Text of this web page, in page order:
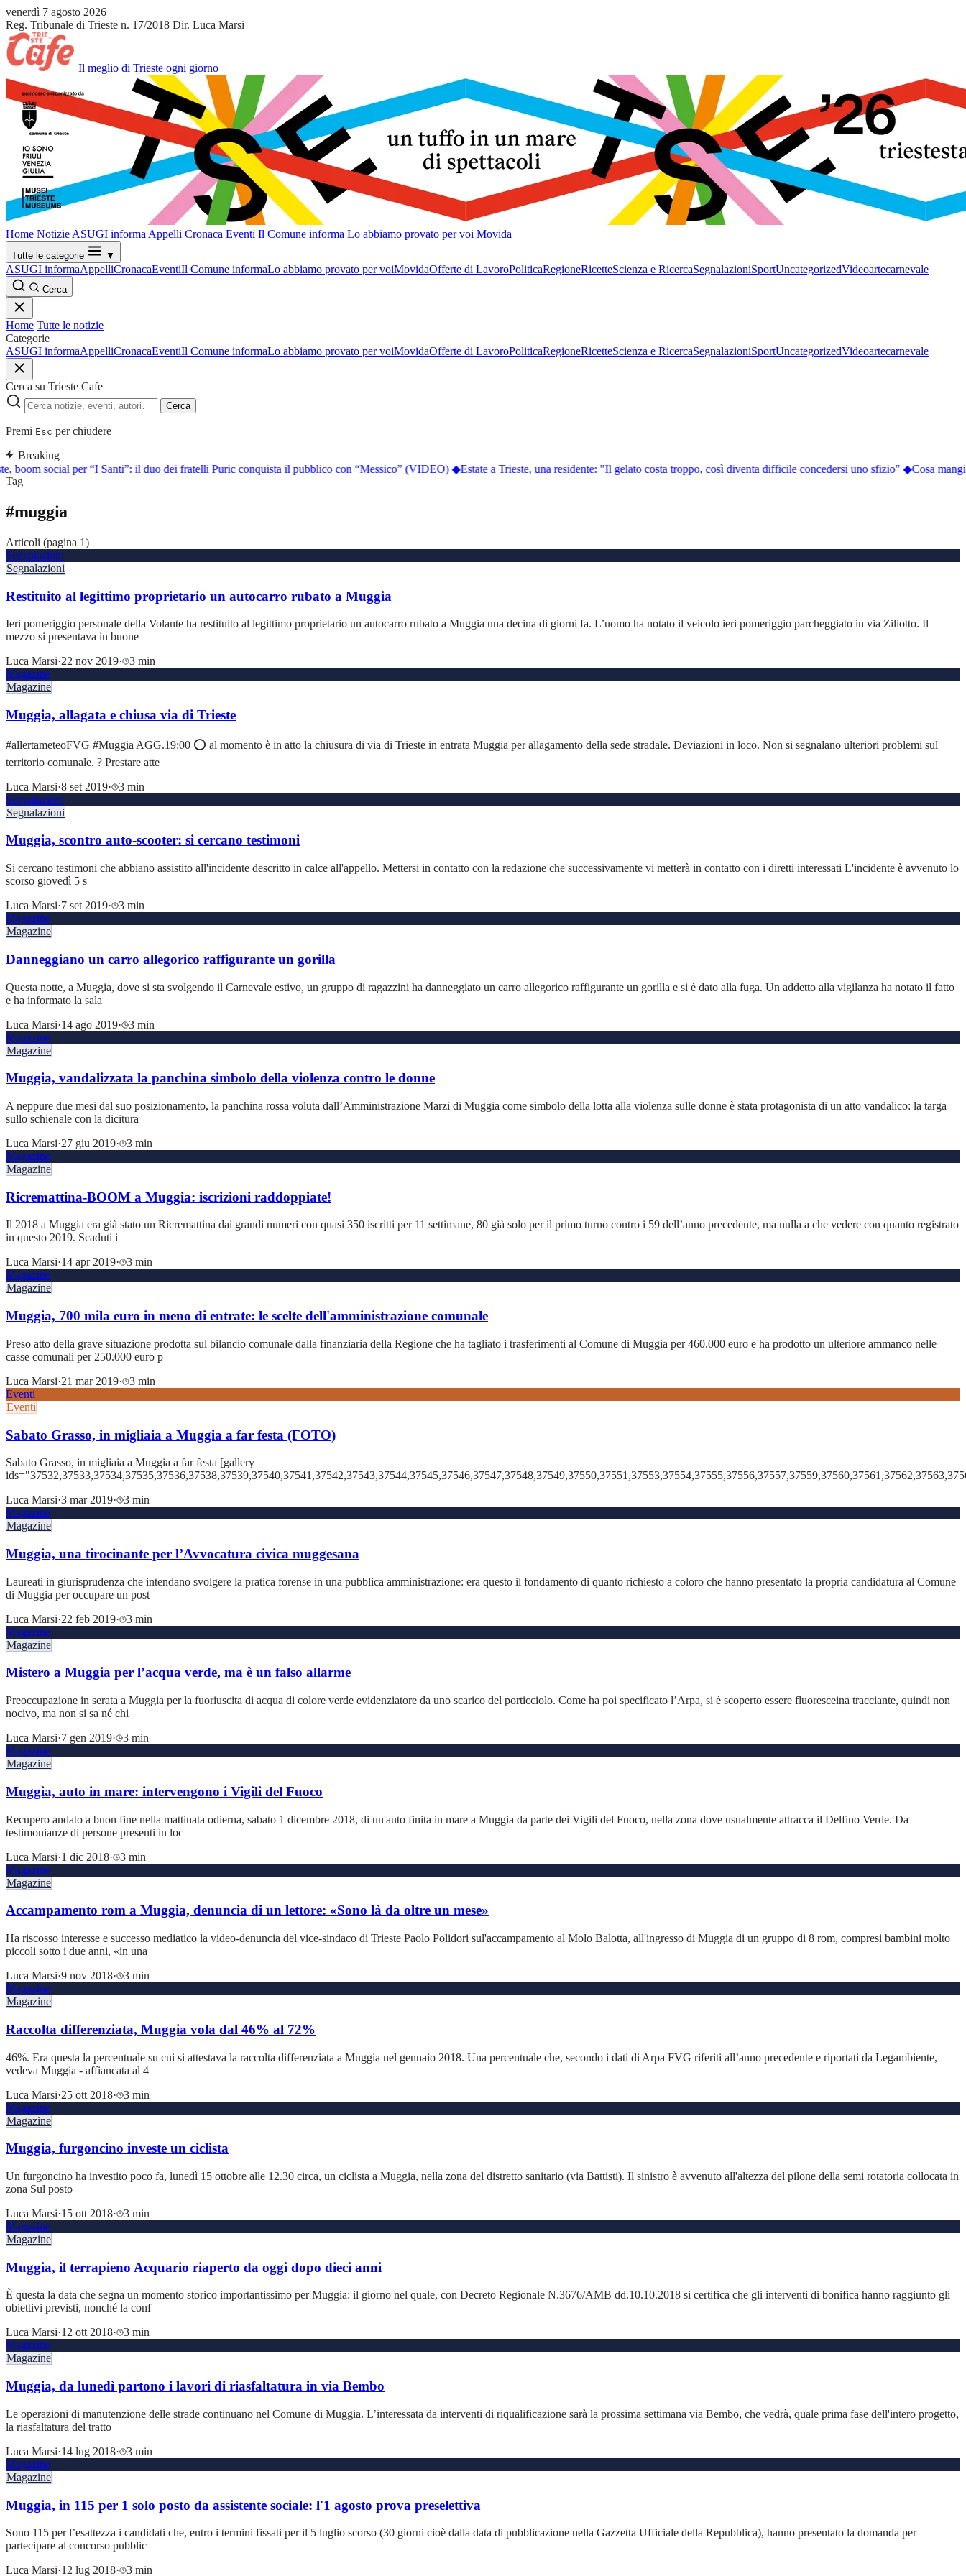
venerdì 7 agosto 2026
Reg. Tribunale di Trieste n. 17/2018 Dir. Luca Marsi
Il meglio di Trieste ogni giorno
Home Notizie ASUGI informa Appelli Cronaca Eventi Il Comune informa Lo abbiamo provato per voi Movida
Tutte le categorie ▼
ASUGI informaAppelliCronacaEventiIl Comune informaLo abbiamo provato per voiMovidaOfferte di LavoroPoliticaRegioneRicetteScienza e RicercaSegnalazioniSportUncategorizedVideoartecarnevale
Cerca
Home Tutte le notizie
Categorie
ASUGI informaAppelliCronacaEventiIl Comune informaLo abbiamo provato per voiMovidaOfferte di LavoroPoliticaRegioneRicetteScienza e RicercaSegnalazioniSportUncategorizedVideoartecarnevale
Cerca su Trieste Cafe
Cerca
Premi Esc per chiudere
Breaking
boom social per “I Santi”: il duo dei fratelli Puric conquista il pubblico con “Messico” (VIDEO)◆Estate a Trieste, una residente: "Il gelato costa troppo, così diventa difficile concedersi uno sfizio"◆Cosa
Tag
#muggia
Articoli (pagina 1)
Segnalazioni
Segnalazioni
Restituito al legittimo proprietario un autocarro rubato a Muggia
Ieri pomeriggio personale della Volante ha restituito al legittimo proprietario un autocarro rubato a Muggia una decina di giorni fa. L’uomo ha notato il veicolo ieri pomeriggio parcheggiato in via Ziliotto. Il
mezzo si presentava in buone
Luca Marsi·22 nov 2019·
3 min
Magazine
Magazine
Muggia, allagata e chiusa via di Trieste
#allertameteoFVG #Muggia AGG.19:00 ⭕️ al momento è in atto la chiusura di via di Trieste in entrata Muggia per allagamento della sede stradale. Deviazioni in loco. Non si segnalano ulteriori problemi sul
territorio comunale. ? Prestare atte
Luca Marsi·8 set 2019·
3 min
Segnalazioni
Segnalazioni
Muggia, scontro auto-scooter: si cercano testimoni
Si cercano testimoni che abbiano assistito all'incidente descritto in calce all'appello. Mettersi in contatto con la redazione che successivamente vi metterà in contatto con i diretti interessati L'incidente è avvenuto lo
scorso giovedì 5 s
Luca Marsi·7 set 2019·
3 min
Magazine
Magazine
Danneggiano un carro allegorico raffigurante un gorilla
Questa notte, a Muggia, dove si sta svolgendo il Carnevale estivo, un gruppo di ragazzini ha danneggiato un carro allegorico raffigurante un gorilla e si è dato alla fuga. Un addetto alla vigilanza ha notato il fatto
e ha informato la sala
Luca Marsi·14 ago 2019·
3 min
Magazine
Magazine
Muggia, vandalizzata la panchina simbolo della violenza contro le donne
A neppure due mesi dal suo posizionamento, la panchina rossa voluta dall’Amministrazione Marzi di Muggia come simbolo della lotta alla violenza sulle donne è stata protagonista di un atto vandalico: la targa
sullo schienale con la dicitura
Luca Marsi·27 giu 2019·
3 min
Magazine
Magazine
Ricremattina-BOOM a Muggia: iscrizioni raddoppiate!
Il 2018 a Muggia era già stato un Ricremattina dai grandi numeri con quasi 350 iscritti per 11 settimane, 80 già solo per il primo turno contro i 59 dell’anno precedente, ma nulla a che vedere con quanto registrato
in questo 2019. Scaduti i
Luca Marsi·14 apr 2019·
3 min
Magazine
Magazine
Muggia, 700 mila euro in meno di entrate: le scelte dell'amministrazione comunale
Preso atto della grave situazione prodotta sul bilancio comunale dalla finanziaria della Regione che ha tagliato i trasferimenti al Comune di Muggia per 460.000 euro e ha prodotto un ulteriore ammanco nelle
casse comunali per 250.000 euro p
Luca Marsi·21 mar 2019·
3 min
Eventi
Eventi
Sabato Grasso, in migliaia a Muggia a far festa (FOTO)
Sabato Grasso, in migliaia a Muggia a far festa [gallery
Luca Marsi·3 mar 2019·
3 min
Magazine
Magazine
Muggia, una tirocinante per l’Avvocatura civica muggesana
Laureati in giurisprudenza che intendano svolgere la pratica forense in una pubblica amministrazione: era questo il fondamento di quanto richiesto a coloro che hanno presentato la propria candidatura al Comune
di Muggia per occupare un post
Luca Marsi·22 feb 2019·
3 min
Magazine
Magazine
Mistero a Muggia per l’acqua verde, ma è un falso allarme
Preoccupazione in serata a Muggia per la fuoriuscita di acqua di colore verde evidenziatore da uno scarico del porticciolo. Come ha poi specificato l’Arpa, si è scoperto essere fluoresceina tracciante, quindi non
nocivo, ma non si sa né chi
Luca Marsi·7 gen 2019·
3 min
Magazine
Magazine
Muggia, auto in mare: intervengono i Vigili del Fuoco
Recupero andato a buon fine nella mattinata odierna, sabato 1 dicembre 2018, di un'auto finita in mare a Muggia da parte dei Vigili del Fuoco, nella zona dove usualmente attracca il Delfino Verde. Da
testimonianze di persone presenti in loc
Luca Marsi·1 dic 2018·
3 min
Magazine
Magazine
Accampamento rom a Muggia, denuncia di un lettore: «Sono là da oltre un mese»
Ha riscosso interesse e successo mediatico la video-denuncia del vice-sindaco di Trieste Paolo Polidori sul'accampamento al Molo Balotta, all'ingresso di Muggia di un gruppo di 8 rom, compresi bambini molto
piccoli sotto i due anni, «in una
Luca Marsi·9 nov 2018·
3 min
Magazine
Magazine
Raccolta differenziata, Muggia vola dal 46% al 72%
46%. Era questa la percentuale su cui si attestava la raccolta differenziata a Muggia nel gennaio 2018. Una percentuale che, secondo i dati di Arpa FVG riferiti all’anno precedente e riportati da Legambiente,
vedeva Muggia - affiancata al 4
Luca Marsi·25 ott 2018·
3 min
Magazine
Magazine
Muggia, furgoncino investe un ciclista
Un furgoncino ha investito poco fa, lunedì 15 ottobre alle 12.30 circa, un ciclista a Muggia, nella zona del distretto sanitario (via Battisti). Il sinistro è avvenuto all'altezza del pilone della semi rotatoria collocata in
zona Sul posto
Luca Marsi·15 ott 2018·
3 min
Magazine
Magazine
Muggia, il terrapieno Acquario riaperto da oggi dopo dieci anni
È questa la data che segna un momento storico importantissimo per Muggia: il giorno nel quale, con Decreto Regionale N.3676/AMB dd.10.10.2018 si certifica che gli interventi di bonifica hanno raggiunto gli
obiettivi previsti, nonché la conf
Luca Marsi·12 ott 2018·
3 min
Magazine
Magazine
Muggia, da lunedì partono i lavori di riasfaltatura in via Bembo
Le operazioni di manutenzione delle strade continuano nel Comune di Muggia. L’interessata da interventi di riqualificazione sarà la prossima settimana via Bembo, che vedrà, quale prima fase dell'intero progetto,
la riasfaltatura del tratto
Luca Marsi·14 lug 2018·
3 min
Magazine
Magazine
Muggia, in 115 per 1 solo posto da assistente sociale: l'1 agosto prova preselettiva
Sono 115 per l’esattezza i candidati che, entro i termini fissati per il 5 luglio scorso (30 giorni cioè dalla data di pubblicazione nella Gazzetta Ufficiale della Repubblica), hanno presentato la domanda per
partecipare al concorso pubblic
Luca Marsi·12 lug 2018· 3 min